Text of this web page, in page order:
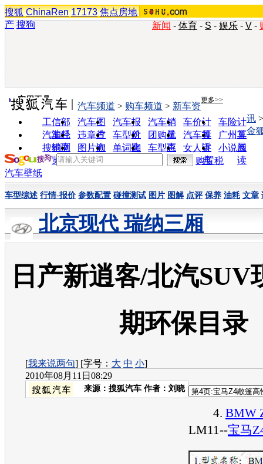
搜狐 ChinaRen 17173 焦点房地
产 搜狗 新闻 - 体育 - S - 娱乐 - V -
实用工具 更多>>
工信部
油耗
汽车图
片
汽车报
价
汽车销
量
车价计
算
车险计
算
汽车经
销商
违章查
询
车型对
比
团购优
惠
汽车投
诉
广州车
展
搜狗浏
览器
图片欣
赏
单词翻
车型查
询
女人宝
典
小说阅
读
汽车频道 > 购车频道 > 新车资
讯
金
购置税
汽车壁纸
车型综述 行情-报价 参数配置 碰撞测试 图片 图解 点评 保养 油耗 文章
北京现代 瑞纳三厢
日产新逍客/北汽SUV
期环保目录
[我来说两句] [字号： 大 中 小]
2010年08月11日08:29
来源： 搜狐汽车 作者：刘晓
4. BMW
LM11--宝马